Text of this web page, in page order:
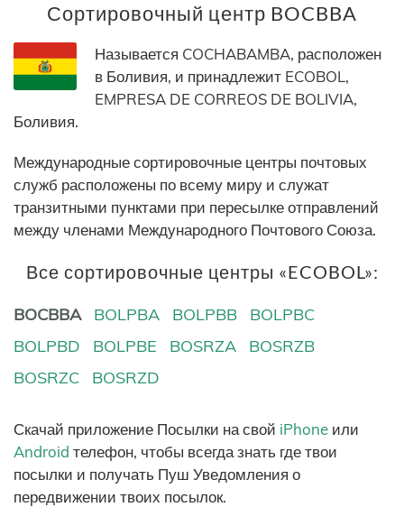
Сортировочный центр BOCBBA
Называется COCHABAMBA, расположен
в Боливия, и принадлежит ECOBOL,
EMPRESA DE CORREOS DE BOLIVIA,
Боливия.
Международные сортировочные центры почтовых
служб расположены по всему миру и служат
транзитными пунктами при пересылке отправлений
между членами Международного Почтового Союза.
Все сортировочные центры «ECOBOL»:
BOCBBA BOLPBA BOLPBB
BOLPBC
BOLPBD
BOLPBE BOSRZA
BOSRZB
BOSRZC
BOSRZD
Скачай приложение Посылки на свой iPhone или
Android телефон, чтобы всегда знать где твои
посылки и получать Пуш Уведомления о
передвижении твоих посылок.